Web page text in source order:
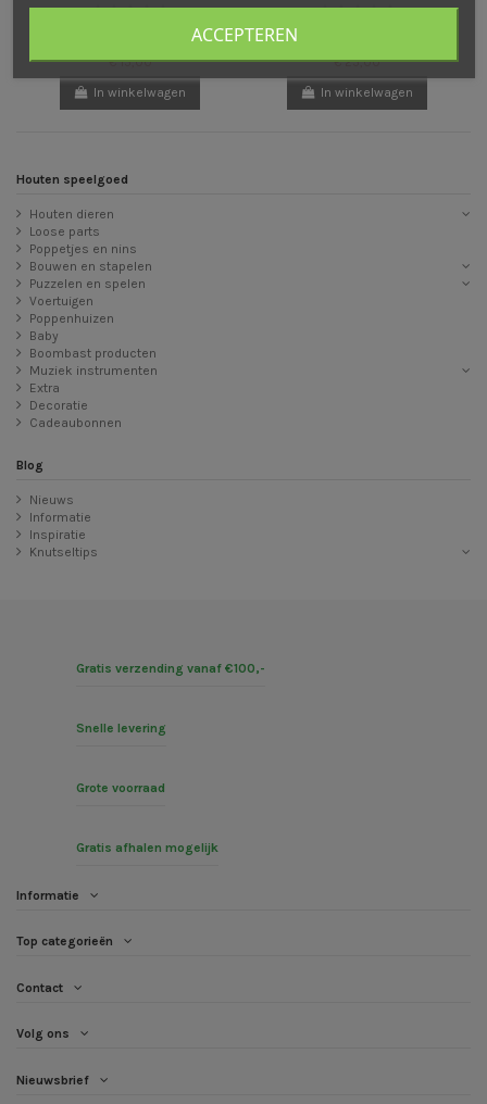
€ 15,00
In winkelwagen
€ 25,00
In winkelwagen
Houten speelgoed
Houten dieren
Loose parts
Poppetjes en nins
Bouwen en stapelen
Puzzelen en spelen
Voertuigen
Poppenhuizen
Baby
Boombast producten
Muziek instrumenten
Extra
Decoratie
Cadeaubonnen
Blog
Nieuws
Informatie
Inspiratie
Knutseltips
Gratis verzending vanaf €100,-
Snelle levering
Grote voorraad
Gratis afhalen mogelijk
Informatie
Top categorieën
Contact
ACCEPTEREN
Volg ons
Nieuwsbrief